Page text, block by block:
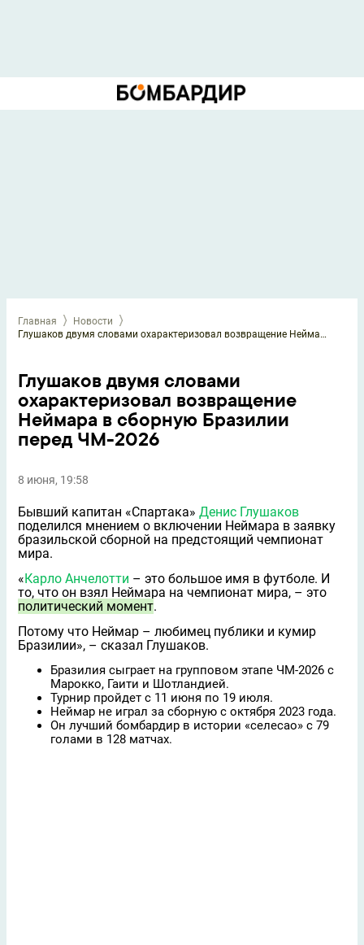
Главная
Новости
Глушаков двумя словами охарактеризовал возвращение Неймара в сборную Бразилии перед ЧМ-2026
Глушаков двумя словами
охарактеризовал возвращение
Неймара в сборную Бразилии
перед ЧМ-2026
8 июня, 19:58
Бывший капитан «Спартака» Денис Глушаков
поделился мнением о включении Неймара в заявку
бразильской сборной на предстоящий чемпионат
мира.
«Карло Анчелотти – это большое имя в футболе. И
то, что он взял Неймара на чемпионат мира, – это
политический момент.
Потому что Неймар – любимец публики и кумир
Бразилии», – сказал Глушаков.
Бразилия сыграет на групповом этапе ЧМ-2026 с
Марокко, Гаити и Шотландией.
Турнир пройдет с 11 июня по 19 июля.
Неймар не играл за сборную с октября 2023 года.
Он лучший бомбардир в истории «селесао» с 79
голами в 128 матчах.